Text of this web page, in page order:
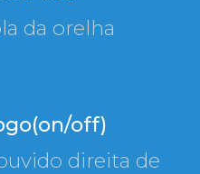
da orelha
off)
direita de